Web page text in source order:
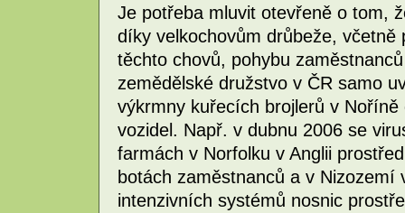
Je potřeba mluvit otevřeně o tom,
díky velkochovům drůbeže,
těchto chovů, pohybu
zemědělské družstvo v ČR samo
výkrmny kuřecích brojlerů v
vozidel. Např. v dubnu 2006 se
farmách v Norfolku v Anglii
botách zaměstnanců a v
intenzivních systémů nosnic